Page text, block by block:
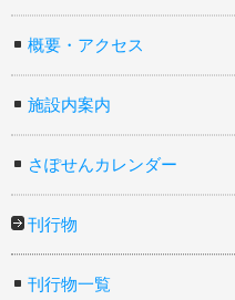
概要・アクセス
施設内案内
さぽせんカレンダー
刊行物
刊行物一覧